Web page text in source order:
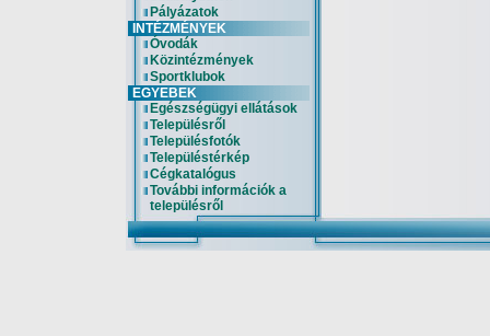
Pályázatok
INTÉZMÉNYEK
Óvodák
Közintézmények
Sportklubok
EGYEBEK
Egészségügyi ellátások
Településről
Településfotók
Településtérkép
Cégkatalógus
További információk a
településről